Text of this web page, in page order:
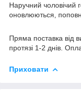
Наручний чоловічий
оновлюються,
Пряма поставка від
протязі 1-2 днів.
Приховати